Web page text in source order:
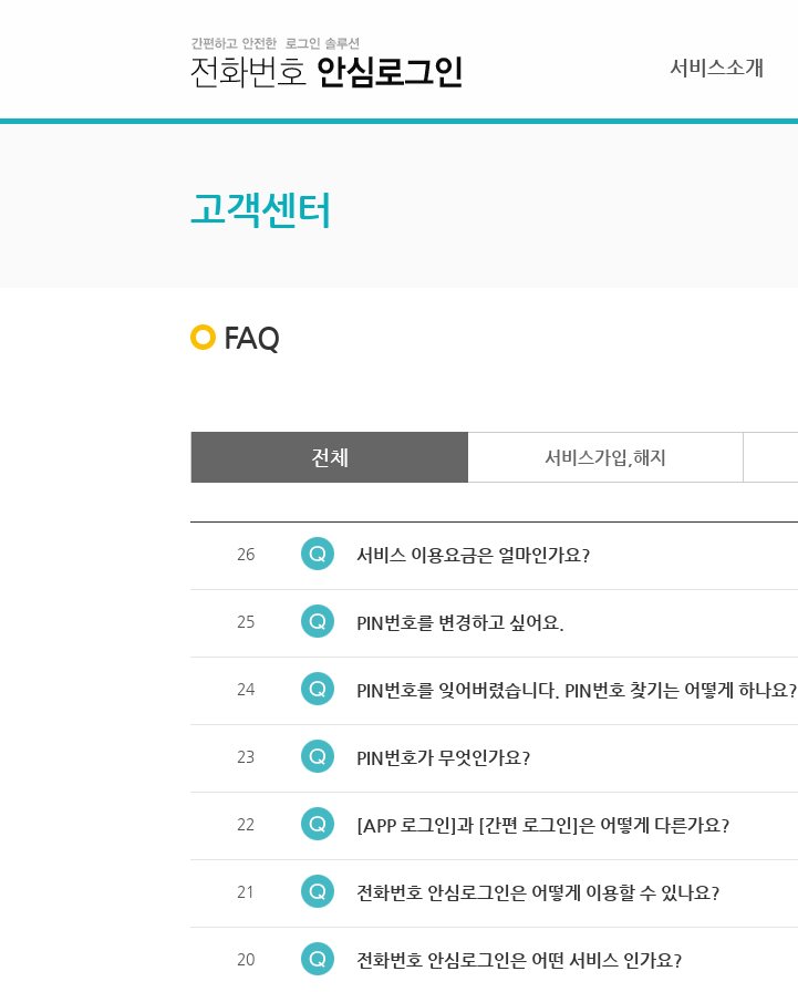
서비스소개
고객센터
FAQ
전체 서비스가입,해지
26 서비스 이용요금은 얼마인가요?
25 PIN번호를 변경하고 싶어요.
24 PIN번호를 잊어버렸습니다. PIN번호 찾기는 어떻게 하나요?
23 PIN번호가 무엇인가요?
22 [APP 로그인]과 [간편 로그인]은 어떻게 다른가요?
21 전화번호 안심로그인은 어떻게 이용할 수 있나요?
20 전화번호 안심로그인은 어떤 서비스 인가요?